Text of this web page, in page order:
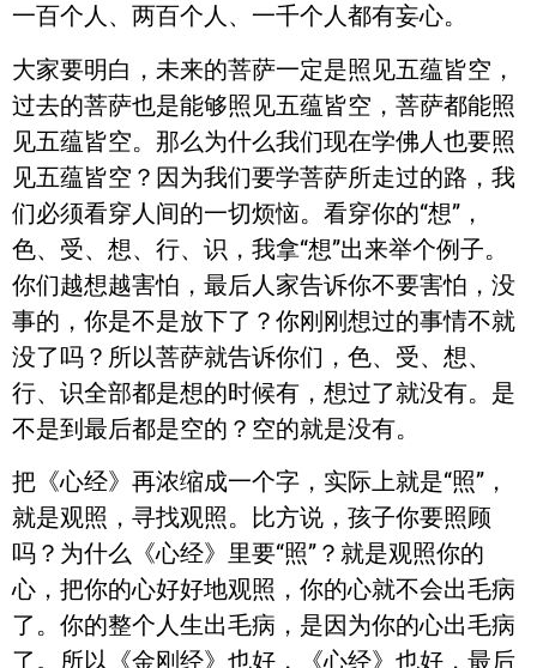
一百个人、两百个人、一千个人都有妄心。
大家要明白，未来的菩萨一定是照见五蕴皆空，
过去的菩萨也是能够照见五蕴皆空，菩萨都能照
见五蕴皆空。那么为什么我们现在学佛人也要照
见五蕴皆空？因为我们要学菩萨所走过的路，我
们必须看穿人间的一切烦恼。看穿你的“想”，
色、受、想、行、识，我拿“想”出来举个例子。
你们越想越害怕，最后人家告诉你不要害怕，没
事的，你是不是放下了？你刚刚想过的事情不就
没了吗？所以菩萨就告诉你们，色、受、想、
行、识全部都是想的时候有，想过了就没有。是
不是到最后都是空的？空的就是没有。
把《心经》再浓缩成一个字，实际上就是“照”，
就是观照，寻找观照。比方说，孩子你要照顾
吗？为什么《心经》里要“照”？就是观照你的
心，把你的心好好地观照，你的心就不会出毛病
了。你的整个人生出毛病，是因为你的心出毛病
了。所以《金刚经》也好，《心经》也好，最后